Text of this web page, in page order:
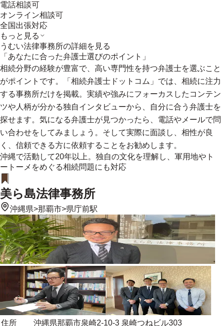
電話相談可
オンライン相談可
全国出張対応
もっと見る
うむい法律事務所の詳細を見る
「あなたに合った弁護士選びのポイント」
相続分野の経験が豊富で、高い専門性を持つ弁護士を選ぶこと
がポイントです。「相続弁護士ドットコム」では、相続に注力
する事務所だけを掲載。実績や強みにフォーカスしたコンテン
ツや人柄が分かる独自インタビューから、自分に合う弁護士を
探せます。気になる弁護士が見つかったら、電話やメールで問
い合わせをしてみましょう。そして実際に面談し、相性が良
く、信頼できる方に依頼することをお勧めします。
沖縄で活動して20年以上。独自の文化を理解し、軍用地やト
ートーメをめぐる相続問題にも対応
美ら島法律事務所
沖縄県>那覇市>県庁前駅
住所 沖縄県那覇市泉崎2-10-3 泉崎つねビル303